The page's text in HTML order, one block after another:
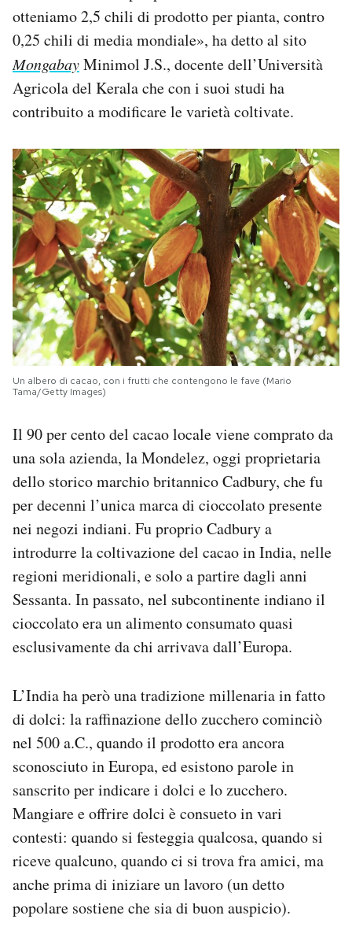
otteniamo 2,5 chili di prodotto per pianta, contro
0,25 chili di media mondiale», ha detto al sito
MongabayMinimol J.S., docente dell’Università
Agricola del Kerala che con i suoi studi ha
contribuito a modificare le varietà coltivate.
Un albero di cacao, con i frutti che contengono le fave (Mario
Tama/Getty Images)
Il 90 per cento del cacao locale viene comprato da
una sola azienda, la Mondelez, oggi proprietaria
dello storico marchio britannico Cadbury, che fu
per decenni l’unica marca di cioccolato presente
nei negozi indiani. Fu proprio Cadbury a
introdurre la coltivazione del cacao in India, nelle
regioni meridionali, e solo a partire dagli anni
Sessanta. In passato, nel subcontinente indiano il
cioccolato era un alimento consumato quasi
esclusivamente da chi arrivava dall’Europa.
L’India ha però una tradizione millenaria in fatto
di dolci: la raffinazione dello zucchero cominciò
nel 500 a.C., quando il prodotto era ancora
sconosciuto in Europa, ed esistono parole in
sanscrito per indicare i dolci e lo zucchero.
Mangiare e offrire dolci è consueto in vari
contesti: quando si festeggia qualcosa, quando si
riceve qualcuno, quando ci si trova fra amici, ma
anche prima di iniziare un lavoro (un detto
popolare sostiene che sia di buon auspicio).